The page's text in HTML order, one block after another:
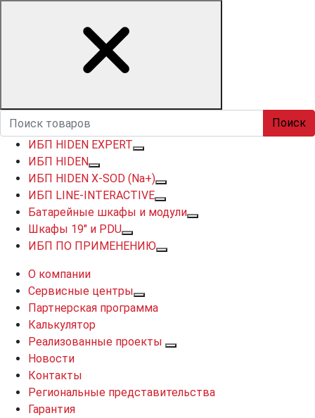
Поиск
ИБП HIDEN EXPERT
ИБП HIDEN
ИБП HIDEN X-SOD (Na+)
ИБП LINE-INTERACTIVE
Батарейные шкафы и модули
Шкафы 19" и PDU
ИБП ПО ПРИМЕНЕНИЮ
О компании
Сервисные центры
Партнерская программа
Калькулятор
Реализованные проекты
Новости
Контакты
Региональные представительства
Гарантия